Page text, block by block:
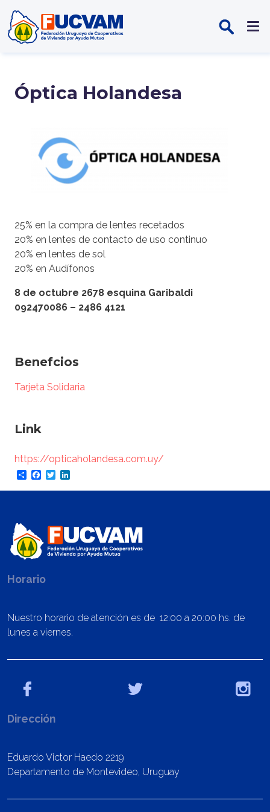
Óptica Holandesa
25% en la compra de lentes recetados
20% en lentes de contacto de uso continuo
20% en lentes de sol
20% en Audífonos
8 de octubre 2678 esquina Garibaldi
092470086 – 2486 4121
Benefcios
Tarjeta Solidaria
Link
https://opticaholandesa.com.uy/
ShareFacebook
Twitter
Horario
Nuestro horario de atención es de 12:00 a 20:00 hs. de
lunes a viernes.
Dirección
Eduardo Victor Haedo 2219
Departamento de Montevideo, Uruguay